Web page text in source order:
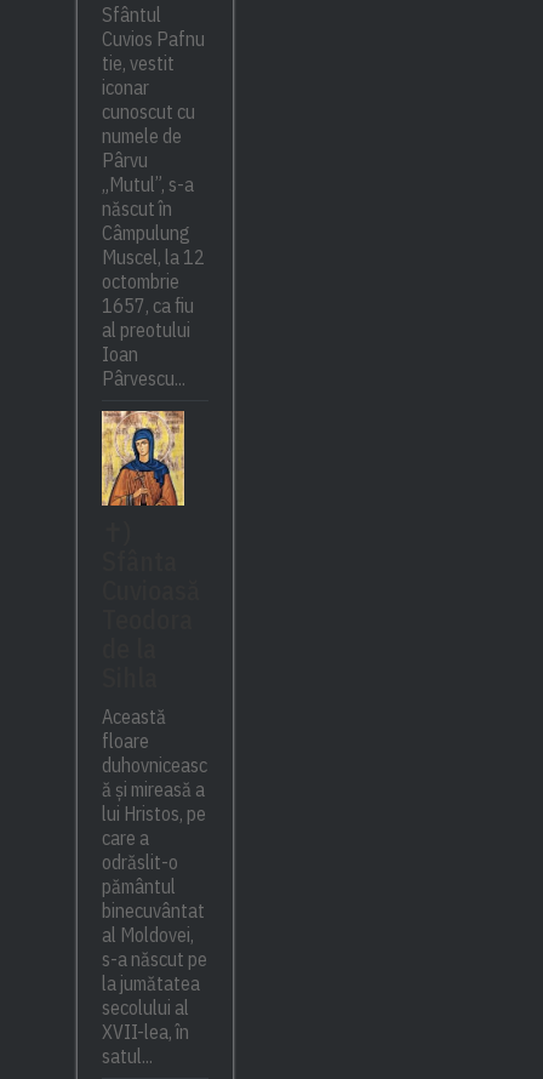
Sfântul
Cuvios Pafnu
tie, vestit
iconar
cunoscut cu
numele de
Pârvu
„Mutul”, s-a
născut în
Câmpulung
Muscel, la 12
octombrie
1657, ca fiu
al preotului
Ioan
Pârvescu...
Această
floare
duhovniceasc
ă și mireasă a
lui Hristos, pe
care a
odrăslit-o
pământul
binecuvântat
al Moldovei,
s-a născut pe
la jumătatea
secolului al
XVII-lea, în
satul...